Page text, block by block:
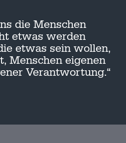
die Menschen
etwas werden
etwas sein wollen,
Menschen eigenen
Verantwortung.“